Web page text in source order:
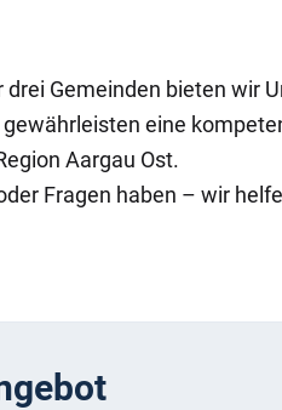
Gemeinden bieten wir
eine
Aargau Ost.
Fragen haben – wir